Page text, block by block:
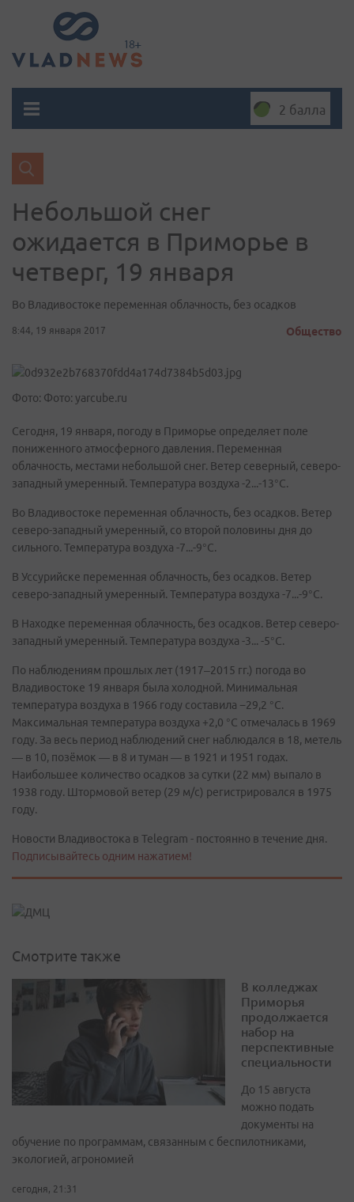
2 балла
Небольшой снег
ожидается в Приморье в
четверг, 19 января
Во Владивостоке переменная облачность, без осадков
8:44, 19 января 2017 Общество
Фото: Фото: yarcube.ru
Сегодня, 19 января, погоду в Приморье определяет поле
пониженного атмосферного давления. Переменная
облачность, местами небольшой снег. Ветер северный, северо-
западный умеренный. Температура воздуха -2...-13°C.
Во Владивостоке переменная облачность, без осадков. Ветер
северо-западный умеренный, со второй половины дня до
сильного. Температура воздуха -7...-9°C.
В Уссурийске переменная облачность, без осадков. Ветер
северо-западный умеренный. Температура воздуха -7...-9°C.
В Находке переменная облачность, без осадков. Ветер северо-
западный умеренный. Температура воздуха -3... -5°C.
По наблюдениям прошлых лет (1917–2015 гг.) погода во
Владивостоке 19 января была холодной. Минимальная
температура воздуха в 1966 году составила −29,2 °С.
Максимальная температура воздуха +2,0 °С отмечалась в 1969
году. За весь период наблюдений снег наблюдался в 18, метель
— в 10, позёмок — в 8 и туман — в 1921 и 1951 годах.
Наибольшее количество осадков за сутки (22 мм) выпало в
1938 году. Штормовой ветер (29 м/с) регистрировался в 1975
году.
Новости Владивостока в Telegram - постоянно в течение дня.
Подписывайтесь одним нажатием!
Смотрите также
В колледжах
Приморья
продолжается
набор на
перспективные
специальности
До 15 августа
можно подать
документы на
обучение по программам, связанным с беспилотниками,
экологией, агрономией
сегодня, 21:31